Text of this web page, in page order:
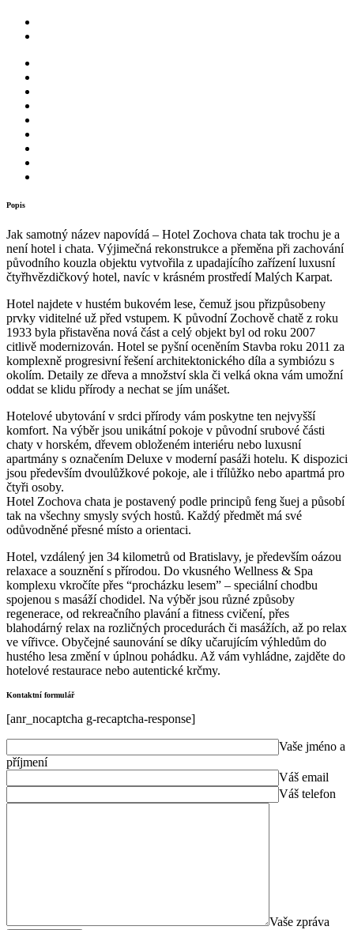
Popis
Jak samotný název napovídá – Hotel Zochova chata tak trochu je a
není hotel i chata. Výjimečná rekonstrukce a přeměna při zachování
původního kouzla objektu vytvořila z upadajícího zařízení luxusní
čtyřhvězdičkový hotel, navíc v krásném prostředí Malých Karpat.
Hotel najdete v hustém bukovém lese, čemuž jsou přizpůsobeny
prvky viditelné už před vstupem. K původní Zochově chatě z roku
1933 byla přistavěna nová část a celý objekt byl od roku 2007
citlivě modernizován. Hotel se pyšní oceněním Stavba roku 2011 za
komplexně progresivní řešení architektonického díla a symbiózu s
okolím. Detaily ze dřeva a množství skla či velká okna vám umožní
oddat se klidu přírody a nechat se jím unášet.
Hotelové ubytování v srdci přírody vám poskytne ten nejvyšší
komfort. Na výběr jsou unikátní pokoje v původní srubové části
chaty v horském, dřevem obloženém interiéru nebo luxusní
apartmány s označením Deluxe v moderní pasáži hotelu. K dispozici
jsou především dvoulůžkové pokoje, ale i třílůžko nebo apartmá pro
čtyři osoby.
Hotel Zochova chata je postavený podle principů feng šuej a působí
tak na všechny smysly svých hostů. Každý předmět má své
odůvodněné přesné místo a orientaci.
Hotel, vzdálený jen 34 kilometrů od Bratislavy, je především oázou
relaxace a souznění s přírodou. Do vkusného Wellness & Spa
komplexu vkročíte přes “procházku lesem” – speciální chodbu
spojenou s masáží chodidel. Na výběr jsou různé způsoby
regenerace, od rekreačního plavání a fitness cvičení, přes
blahodárný relax na rozličných procedurách či masážích, až po relax
ve vířivce. Obyčejné saunování se díky učarujícím výhledům do
hustého lesa změní v úplnou pohádku. Až vám vyhládne, zajděte do
hotelové restaurace nebo autentické krčmy.
Kontaktní formulář
[anr_nocaptcha g-recaptcha-response]
Vaše jméno a
příjmení
Váš email
Váš telefon
Vaše zpráva